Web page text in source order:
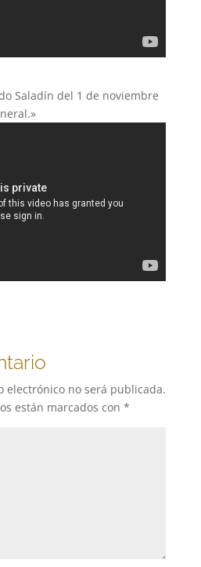
Saladín del 1 de noviembre
electrónico no será publicada.
están marcados con *